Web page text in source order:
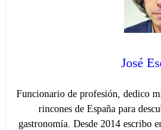
José
Funcionario de profesión, dedico
rincones de España para
gastronomía. Desde 2014 escribo